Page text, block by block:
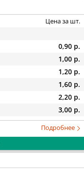
Цена за шт.
0,90 р.
1,00 р.
1,20 р.
1,60 р.
2,20 р.
3,00 р.
Подробнее